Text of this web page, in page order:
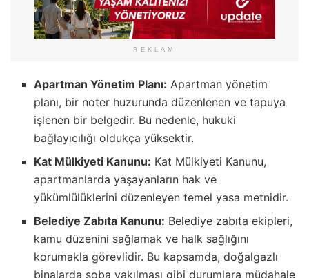
REKLAM
Apartman Yönetim Planı: Apartman yönetim
planı, bir noter huzurunda düzenlenen ve tapuya
işlenen bir belgedir. Bu nedenle, hukuki
bağlayıcılığı oldukça yüksektir.
Kat Mülkiyeti Kanunu: Kat Mülkiyeti Kanunu,
apartmanlarda yaşayanların hak ve
yükümlülüklerini düzenleyen temel yasa metnidir.
Belediye Zabıta Kanunu: Belediye zabıta ekipleri,
kamu düzenini sağlamak ve halk sağlığını
korumakla görevlidir. Bu kapsamda, doğalgazlı
binalarda soba yakılması gibi durumlara müdahale